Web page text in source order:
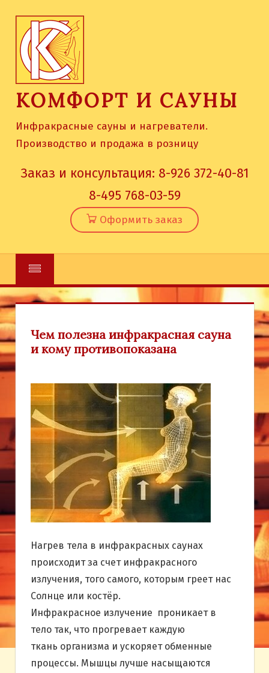
content
КОМФОРТ И САУНЫ
Инфракрасные сауны и нагреватели.
Производство и продажа в розницу
Заказ и консультация: 8-926 372-40-81
8-495 768-03-59
Оформить заказ
Чем полезна инфракрасная сауна
и кому противопоказана
Нагрев тела в инфракрасных саунах
происходит за счет инфракрасного
излучения, того самого, которым греет нас
Солнце или костёр.
Инфракрасное излучение проникает в
тело так, что прогревает каждую
ткань организма и ускоряет обменные
процессы. Мышцы лучше насыщаются